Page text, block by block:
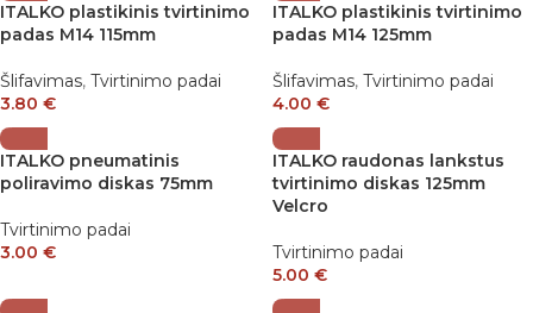
ITALKO plastikinis tvirtinimo
padas M14 115mm
Šlifavimas, Tvirtinimo padai
3.80 €
ITALKO plastikinis tvirtinimo
padas M14 125mm
Šlifavimas, Tvirtinimo padai
4.00 €
ITALKO pneumatinis
poliravimo diskas 75mm
Tvirtinimo padai
3.00 €
ITALKO raudonas lankstus
tvirtinimo diskas 125mm
Velcro
Tvirtinimo padai
5.00 €